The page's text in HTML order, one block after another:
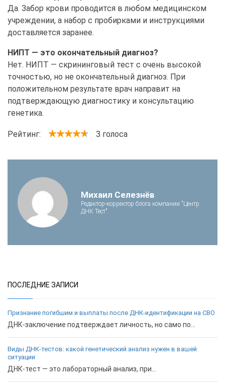
Да. Забор крови проводится в любом медицинском
учреждении, а набор с пробирками и инструкциями
доставляется заранее.
НИПТ — это окончательный диагноз?
Нет. НИПТ — скрининговый тест с очень высокой
точностью, но не окончательный диагноз. При
положительном результате врач направит на
подтверждающую диагностику и консультацию
генетика.
Рейтинг: 3 голоса
Михаил Селезнёв
Редактор-корректор блога компании "Центр
ДНК Тест".
ПОСЛЕДНИЕ ЗАПИСИ
Признание погибшим и выплаты после ДНК-идентификации на СВО
ДНК-заключение подтверждает личность, но само по...
Виды ДНК-тестов: какой генетический анализ нужен в вашей
ситуации
ДНК-тест — это лабораторный анализ, при...